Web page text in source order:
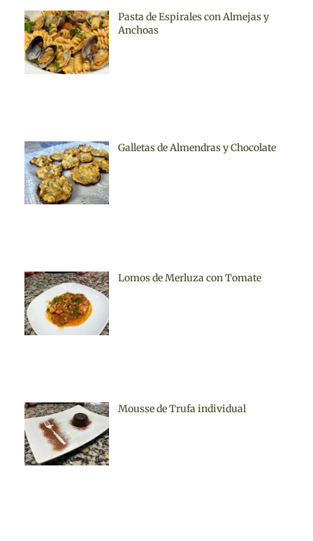
Pasta de Espirales con Almejas y
Anchoas
Galletas de Almendras y Chocolate
Lomos de Merluza con Tomate
Mousse de Trufa individual